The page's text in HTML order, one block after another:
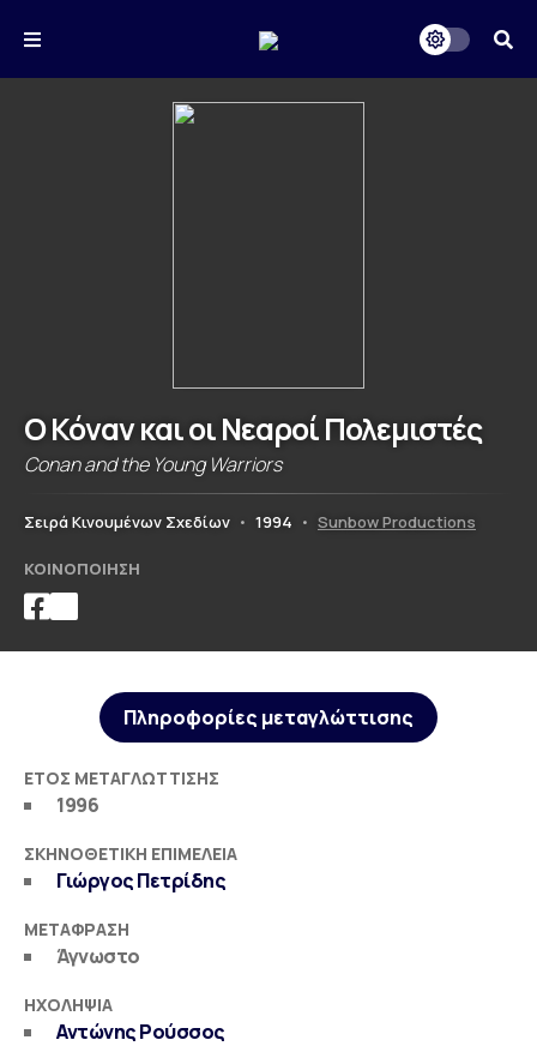
Ο Κόναν και οι Νεαροί Πολεμιστές
Conan and the Young Warriors
Σειρά Κινουμένων Σχεδίων • 1994 • Sunbow Productions
ΚΟΙΝΟΠΟΊΗΣΗ
Πληροφορίες μεταγλώττισης
ΈΤΟΣ ΜΕΤΑΓΛΏΤΤΙΣΗΣ
1996
ΣΚΗΝΟΘΕΤΙΚΉ ΕΠΙΜΈΛΕΙΑ
Γιώργος Πετρίδης
ΜΕΤΆΦΡΑΣΗ
Άγνωστο
ΗΧΟΛΗΨΊΑ
Αντώνης Ρούσσος